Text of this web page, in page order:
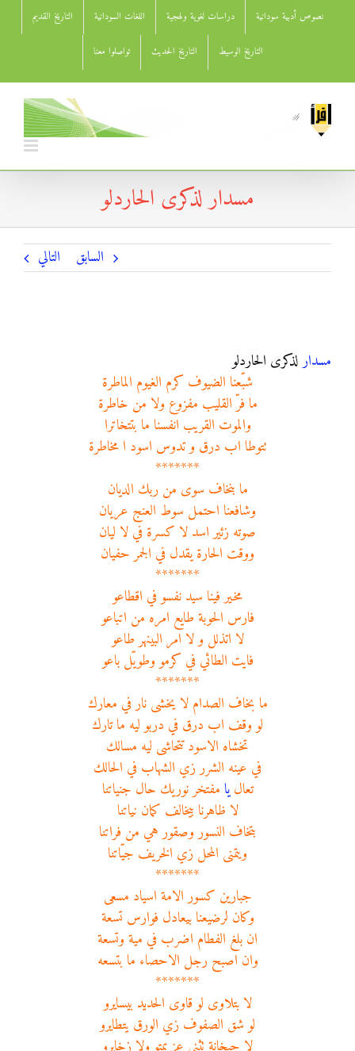
نصوص أدبية سودانية دراسات لغوية ولهجية اللغات السودانية التاريخ القديم
التاريخ الوسيط التاريخ الحديث تواصلوا معنا
مسدار لذكرى الحاردلو
السابق التالي
مسدارلذكرى الحاردلو
شبّعنا الضيوف كرم الغيوم الماطرة
ما فرّ القليب مفزوع ولا من خاطرة
والموت القريب انفسنا ما بتتخاترا
تتوطا اب درق و تدوس اسود ا مخاطرة
*******
ما بنخاف سوى من ربك الديان
وشافعنا احتمل سوط العنج عريان
صوته زئير اسد لا كسرة في لا ليان
ووقت الحارة يقدل في الجمر حفيان
*******
مخير فينا سيد نفسو في اقطاعو
فارس الحوبة طايع امره من اتباعو
لا اتذلل و لا امر البينهر طاعو
فايت الطائي في كرمو وطويّل باعو
*******
ما بخاف الصدام لا يخشى نار في معارك
لو وقف اب درق في دربو ليه ما تارك
تخشاه الاسود تتحاشى ليه مسالك
في عينه الشرر زي الشهاب في الحالك
تعاليامفتخر نوريك حال جنياتنا
لا ظاهرنا بيخالف كمان نياتنا
بتخاف النسور وصقور هي من فراتنا
ويتمنى المحل زي الخريف جيّاتنا
*******
جبارين كسور الامة اسياد مسعى
وكان لرضيعنا بيعادل فوارس تسعة
ان بلغ الفطام اضرب في مية وتسعة
وان اصبح رجل الاحصاء ما بتسعه
*******
لا بتلاوى لو قاوى الحديد بيسايرو
لو شق الصفوف زي الورق يتطايرو